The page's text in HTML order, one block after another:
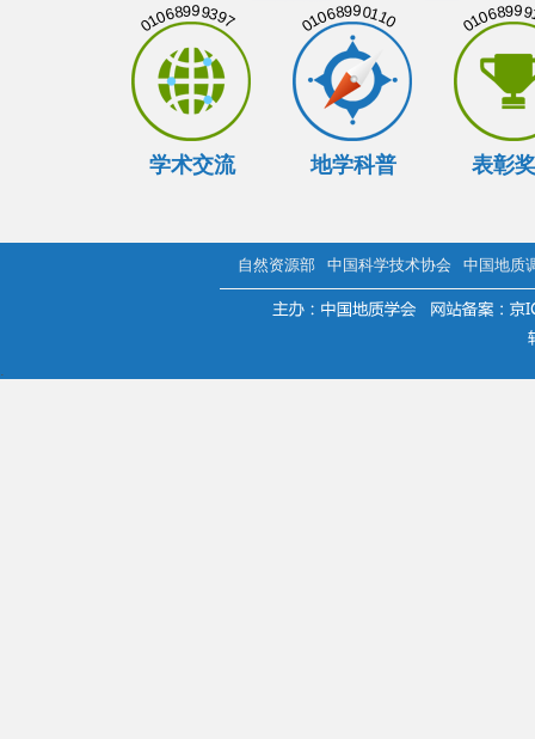
01068999397
学术交流
01068990110
地学科普 表彰
自然资源部 中国科学技术协会 中国地质
.